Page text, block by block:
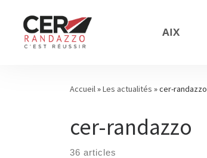
AIX
Accueil »Les actualités »cer-randazzo
cer-randazzo
36 articles